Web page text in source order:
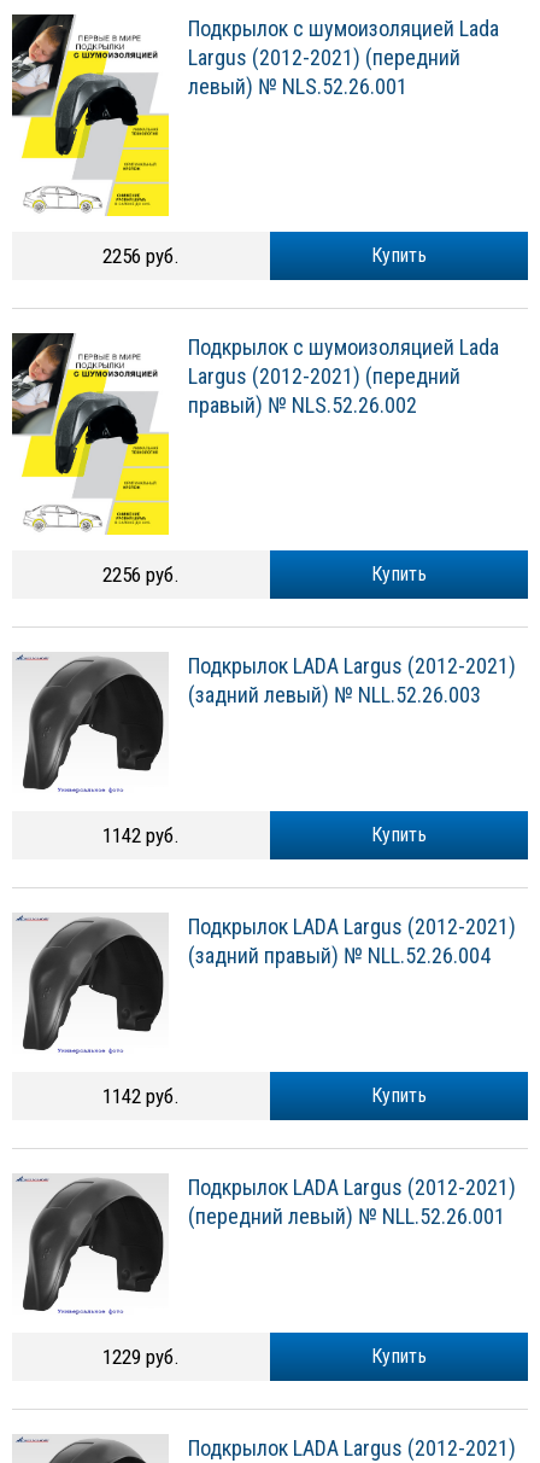
Подкрылок с шумоизоляцией Lada
Largus (2012-2021) (передний
левый) № NLS.52.26.001
Купить
2256 руб.
Подкрылок с шумоизоляцией Lada
Largus (2012-2021) (передний
правый) № NLS.52.26.002
Купить
2256 руб.
Подкрылок LADA Largus (2012-2021)
(задний левый) № NLL.52.26.003
Купить
1142 руб.
Подкрылок LADA Largus (2012-2021)
(задний правый) № NLL.52.26.004
Купить
1142 руб.
Подкрылок LADA Largus (2012-2021)
(передний левый) № NLL.52.26.001
Купить
1229 руб.
Подкрылок LADA Largus (2012-2021)